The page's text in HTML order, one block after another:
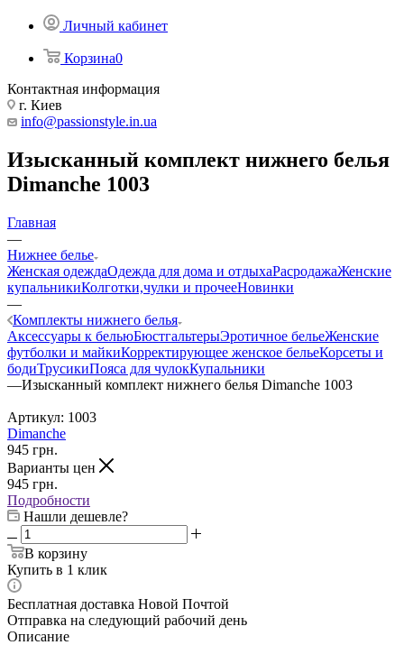
Личный кабинет
Корзина0
Контактная информация
г. Киев
info@passionstyle.in.ua
Изысканный комплект нижнего белья
Dimanche 1003
Главная
—
Нижнее белье
Женская одеждаОдежда для дома и отдыхаРасродажаЖенские
купальникиКолготки,чулки и прочееНовинки
—
Комплекты нижнего белья
Аксессуары к бельюБюстгальтерыЭротичное бельеЖенские
футболки и майкиКорректирующее женское бельеКорсеты и
бодиТрусикиПояса для чулокКупальники
—Изысканный комплект нижнего белья Dimanche 1003
Артикул: 1003
Dimanche
945 грн.
Варианты цен
945 грн.
Подробности
Нашли дешевле?
В корзину
Купить в 1 клик
Бесплатная доставка Новой Почтой
Отправка на следующий рабочий день
Описание